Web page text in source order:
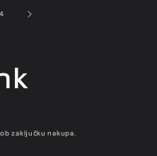
4
zaključku nakupa.